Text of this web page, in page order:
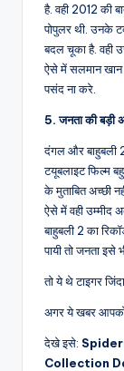
है. वही 2012 की
पोपुलर थी. उनके
बदल चूका है. वही
ऐसे में सलमान
पसंद ना करे.
5. जनता की बड़ी
दंगल और बाहुबली
टयूबलाइट फिल्म
के मुताबित अच्छी
ऐसे में वही उम्मीद
बाहुबली 2 का
पायी तो जनता इसे
तो ये थे टाइगर
अगर ये खबर आपको
देखे इसे:
Collection